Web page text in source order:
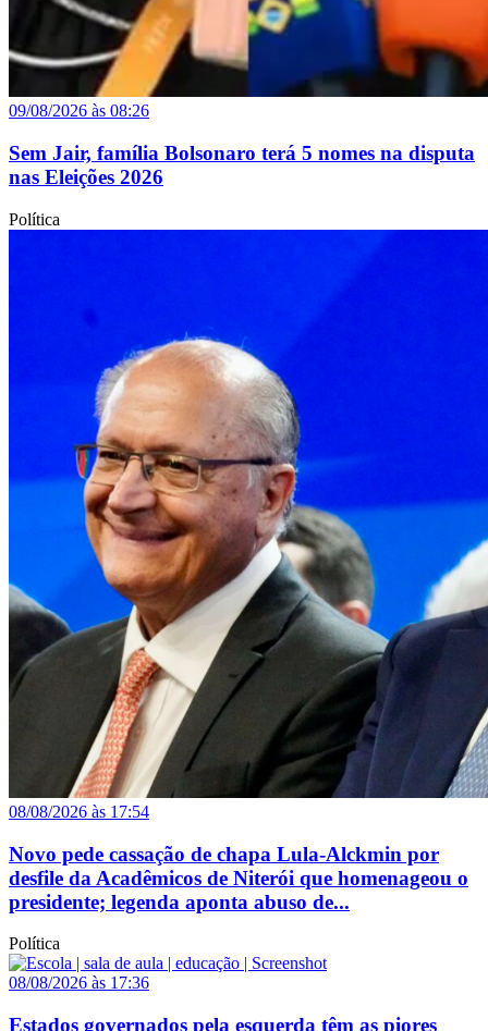
09/08/2026 às 08:26
Sem Jair, família Bolsonaro terá 5 nomes na disputa
nas Eleições 2026
Política
08/08/2026 às 17:54
Novo pede cassação de chapa Lula-Alckmin por
desfile da Acadêmicos de Niterói que homenageou o
presidente; legenda aponta abuso de...
Política
08/08/2026 às 17:36
Estados governados pela esquerda têm as piores